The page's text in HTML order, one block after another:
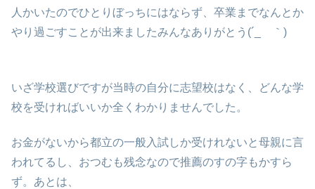
人かいたのでひとりぼっちにはならず、卒業までなんとか
やり過ごすことが出来ましたみんなありがとう(´_ゝ｀)
いざ学校選びですが当時の自分に志望校はなく、どんな学
校を受ければいいか全くわかりませんでした。
お金がないから都立の一般入試しか受けれないと母親に言
われてるし、おつむも残念なので推薦のすの字もかすら
ず。あとは、